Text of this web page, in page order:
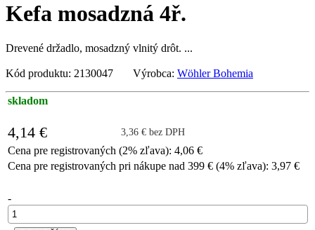
Kefa mosadzná 4ř.
Drevené držadlo, mosadzný vlnitý drôt. ...
Kód produktu: 2130047 Výrobca: Wöhler Bohemia
skladom
4,14 € 3,36 € bez DPH
Cena pre registrovaných (2% zľava): 4,06 €
Cena pre registrovaných pri nákupe nad 399 € (4% zľava): 3,97 €
-